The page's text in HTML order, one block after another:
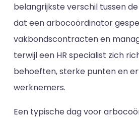
belangrijkste verschil tussen
dat een arbocoördinator
vakbondscontracten en
terwijl een HR specialist zich
behoeften, sterke punten en
werknemers.
Een typische dag voor